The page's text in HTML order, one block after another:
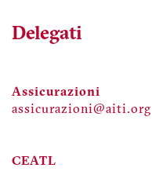
Delegati
Assicurazioni
assicurazioni@aiti.org
CEATL